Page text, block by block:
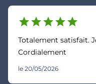
starstarstarstarstar
Totalement satisfait.
Cordialement
le 20/05/2026